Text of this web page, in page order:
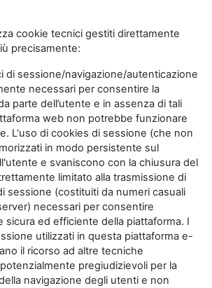
cookie tecnici gestiti direttamente
precisamente:
di sessione/navigazione/autenticazione
necessari per consentire la
parte dell’utente e in assenza di tali
web non potrebbe funzionare
L'uso di cookies di sessione (che non
in modo persistente sul
e svaniscono con la chiusura del
limitato alla trasmissione di
sessione (costituiti da numeri casuali
necessari per consentire
sicura ed efficiente della piattaforma. I
utilizzati in questa piattaforma e-
il ricorso ad altre tecniche
pregiudizievoli per la
navigazione degli utenti e non